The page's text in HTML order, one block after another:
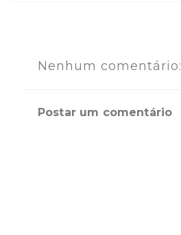
Nenhum comentário:
Postar um comentário